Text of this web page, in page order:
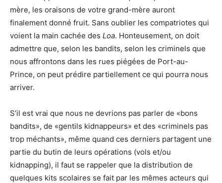
mère, les oraisons de votre grand-mère auront
finalement donné fruit. Sans oublier les compatriotes qui
voient la main cachée des Loa. Honteusement, on doit
admettre que, selon les bandits, selon les criminels que
nous affrontons dans les rues piégées de Port-au-
Prince, on peut prédire partiellement ce qui pourra nous
arriver.
S’il est vrai que nous ne devrions pas parler de «bons
bandits», de «gentils kidnappeurs» et des «criminels pas
trop méchants», même quand ces derniers partagent une
partie du butin de leurs opérations (vols et/ou
kidnapping), il faut se rappeler que la distribution de
quelques kits scolaires se fait par les mêmes acteurs qui